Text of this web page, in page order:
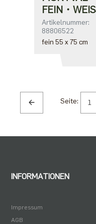
FEIN・
Artikelnummer:
88806522
fein 55 x 75 cm
Seite: 1
INFORMATIONEN
Impressum
AGB